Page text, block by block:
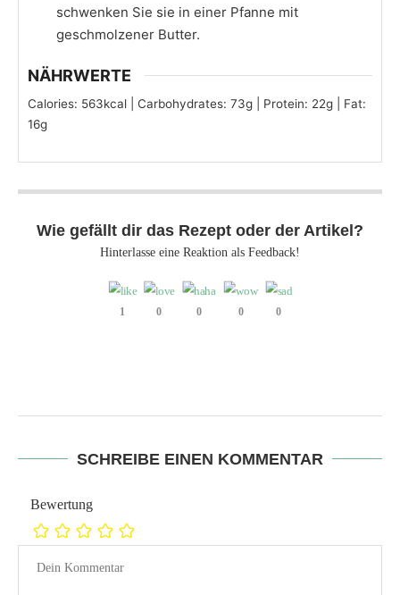
schwenken Sie sie in einer Pfanne mit
geschmolzener Butter.
NÄHRWERTE
Calories: 563kcal Carbohydrates: 73g Protein: 22g
Fat:
16g
Wie gefällt dir das Rezept oder der Artikel?
Hinterlasse eine Reaktion als Feedback!
1 0 0 0 0
SCHREIBE EINEN KOMMENTAR
Bewertung